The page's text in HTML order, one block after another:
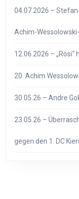
04.07.2026 –
Achim-
12.06.2026 –
20. Achim
30.05.26 – Andre
23.05.26 –
gegen den 1. DC